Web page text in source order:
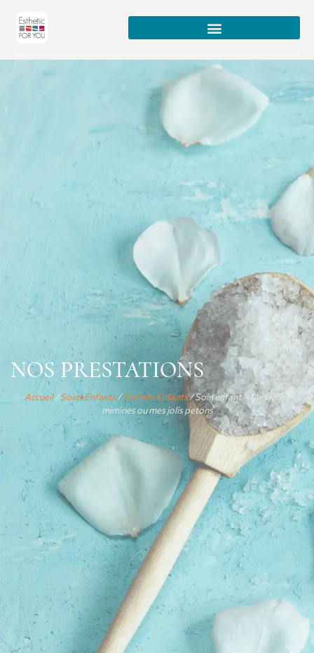
NOS PRESTATIONS
Accueil/Soins Enfants/Forfaits Enfants/ Soin enfant – Mes jolies
mimines ou mes jolis petons